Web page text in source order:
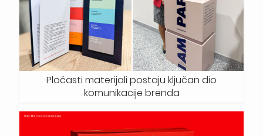
Pločasti materijali postaju ključan dio
komunikacije brenda